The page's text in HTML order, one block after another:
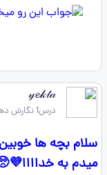
𝓎𝓮𝓀𝓉𝒶
درس1 نگارش دهم
سلام بچه‌ ها
میدم به خداااا💜🥺